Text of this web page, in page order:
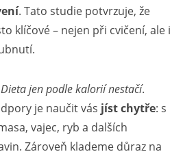
. Tato studie potvrzuje, že
klíčové – nejen při cvičení, ale i
Dieta jen podle kalorií nestačí.
je naučit vás jíst chytře: s
vajec, ryb a dalších
Zároveň klademe důraz na